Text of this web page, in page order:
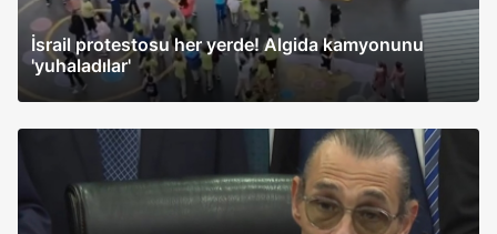
İsrail protestosu her yerde! Algida kamyonunu
'yuhaladılar'